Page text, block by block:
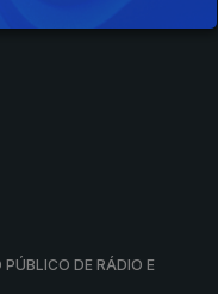
DE RÁDIO E